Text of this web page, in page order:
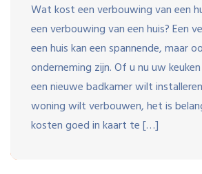
Wat kost een verbouwing van een
een verbouwing van een huis? Een
een huis kan een spannende, maar
onderneming zijn. Of u nu uw
een nieuwe badkamer wilt
woning wilt verbouwen, het is
kosten goed in kaart te […]